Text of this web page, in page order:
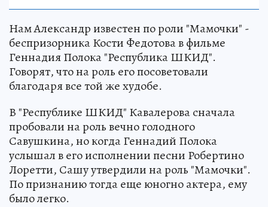
Нам Александр известен по роли "Мамочки" -
беспризорника Кости Федотова в фильме
Геннадия Полока "Республика ШКИД".
Говорят, что на роль его посоветовали
благодаря все той же худобе.
В "Республике ШКИД" Кавалерова сначала
пробовали на роль вечно голодного
Савушкина, но когда Геннадий Полока
услышал в его исполнении песни Робертино
Лоретти, Сашу утвердили на роль "Мамочки".
По признанию тогда еще юногно актера, ему
было легко.